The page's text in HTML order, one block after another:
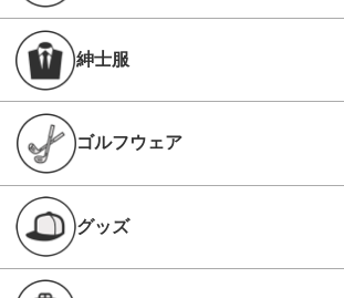
紳士服
ゴルフウェア
グッズ